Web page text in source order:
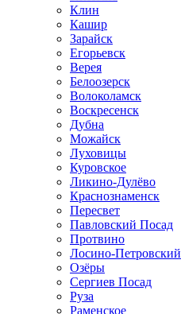
Клин
Кашир
Зарайск
Егорьевск
Верея
Белоозерск
Волоколамск
Воскресенск
Дубна
Можайск
Луховицы
Куровское
Ликино-Дулёво
Краснознаменск
Пересвет
Павловский Посад
Протвино
Лосино-Петровский
Озёры
Сергиев Посад
Руза
Раменское